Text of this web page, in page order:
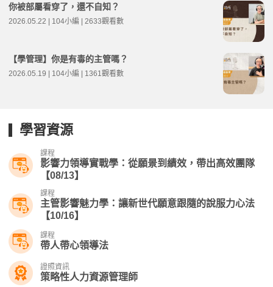
你被部屬看穿了，還不自知？
2026.05.22 | 104小編 | 2633觀看數
【學管理】你是有毒的主管嗎？
2026.05.19 | 104小編 | 1361觀看數
學習資源
課程
影響力領導實戰學：從願景到績效，帶出高效團隊
【08/13】
課程
主管影響魅力學：讓新世代願意跟隨的說服力心法
【10/16】
課程
帶人帶心領導法
證照資訊
策略性人力資源管理師